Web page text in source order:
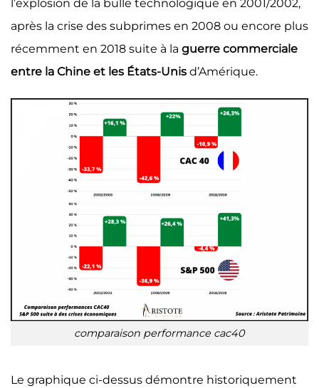
l’explosion de la bulle technologique en 2001/2002,
après la crise des subprimes en 2008 ou encore plus
récemment en 2018 suite à la guerre commerciale
entre la Chine et les États-Unis d’Amérique.
comparaison performance cac40
Le graphique ci-dessus démontre historiquement